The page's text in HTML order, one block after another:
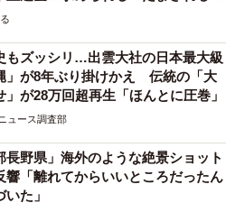
もズッシリ…出雲大社の日本最大級
」が8年ぶり掛けかえ 伝統の「大
」が28万回超再生「ほんとに圧巻」
ュース調査部
長野県」海外のような絶景ショット
響「離れてからいいところだったん
た」